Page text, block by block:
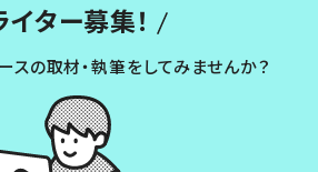
イター募集！
スの取材・執筆をしてみませんか？